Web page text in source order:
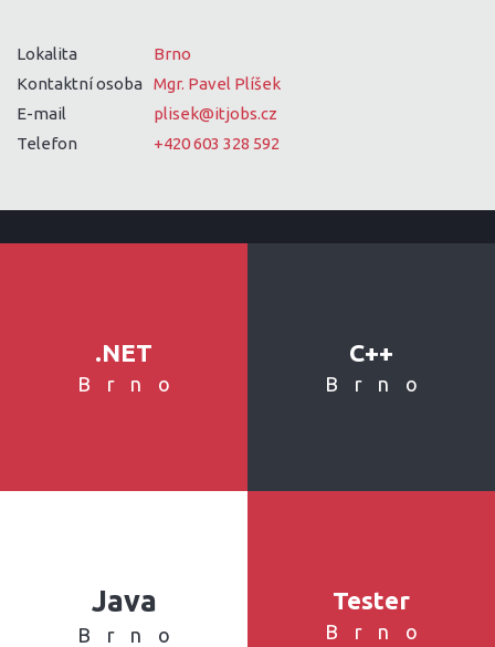
Lokalita
Brno
Kontaktní osoba Mgr. Pavel Plíšek
E-mail
plisek@itjobs.cz
Telefon
+420 603 328 592
.NET
Brno
C++
Brno
Java
Brno
Tester
Brno